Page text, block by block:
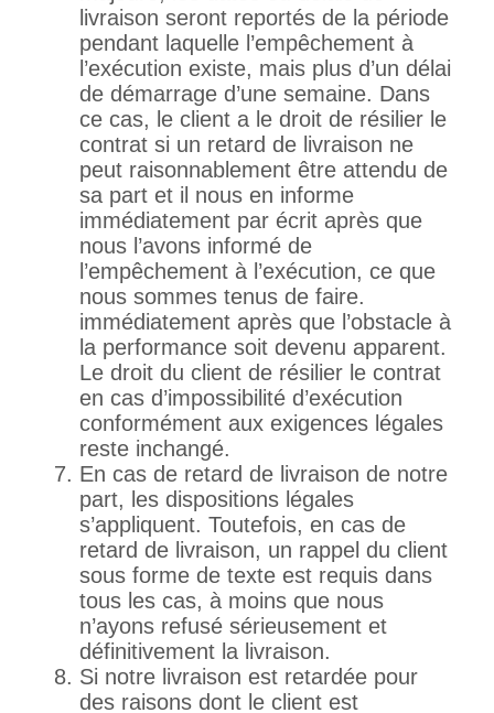
livraison seront reportés de la période
pendant laquelle l’empêchement à
l’exécution existe, mais plus d’un délai
de démarrage d’une semaine. Dans
ce cas, le client a le droit de résilier le
contrat si un retard de livraison ne
peut raisonnablement être attendu de
sa part et il nous en informe
immédiatement par écrit après que
nous l’avons informé de
l’empêchement à l’exécution, ce que
nous sommes tenus de faire.
immédiatement après que l’obstacle à
la performance soit devenu apparent.
Le droit du client de résilier le contrat
en cas d’impossibilité d’exécution
conformément aux exigences légales
reste inchangé.
En cas de retard de livraison de notre
part, les dispositions légales
s’appliquent. Toutefois, en cas de
retard de livraison, un rappel du client
sous forme de texte est requis dans
tous les cas, à moins que nous
n’ayons refusé sérieusement et
définitivement la livraison.
Si notre livraison est retardée pour
des raisons dont le client est